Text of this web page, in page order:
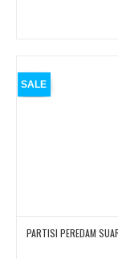
SALE
PARTISI PEREDAM